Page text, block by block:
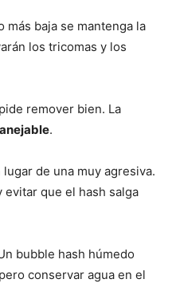
más baja se mantenga la
los tricomas y los
remover bien. La
.
lugar de una muy agresiva.
evitar que el hash salga
bubble hash húmedo
conservar agua en el